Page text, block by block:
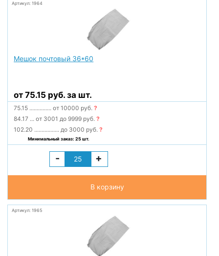
Артикул: 1964
Мешок почтовый 36*60
от 75.15 руб. за шт.
75.15 ............... от 10000 руб.?
84.17 ... от 3001 до 9999 руб.?
102.20 ................. до 3000 руб.?
Минимальный заказ: 25 шт.
- +
В корзину
Артикул: 1965